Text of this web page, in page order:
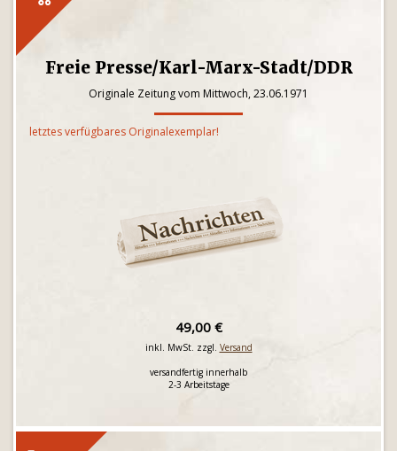
Freie Presse/Karl-Marx-Stadt/DDR
Originale Zeitung vom Mittwoch, 23.06.1971
letztes verfügbares Originalexemplar!
49,00 €
inkl. MwSt. zzgl. Versand
versandfertig innerhalb
2-3 Arbeitstage